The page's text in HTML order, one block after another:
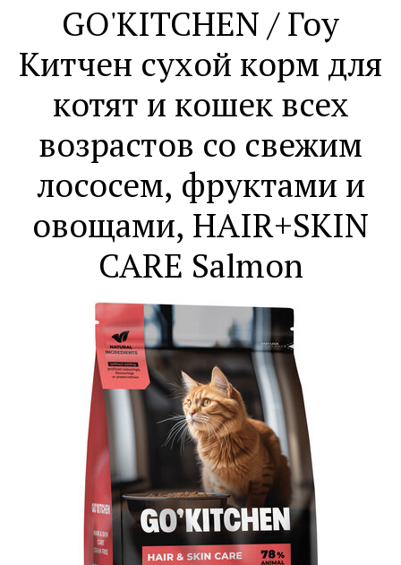
GO'KITCHEN / Гоу
Китчен сухой корм для
котят и кошек всех
возрастов со свежим
лососем, фруктами и
овощами, HAIR+SKIN
CARE Salmon